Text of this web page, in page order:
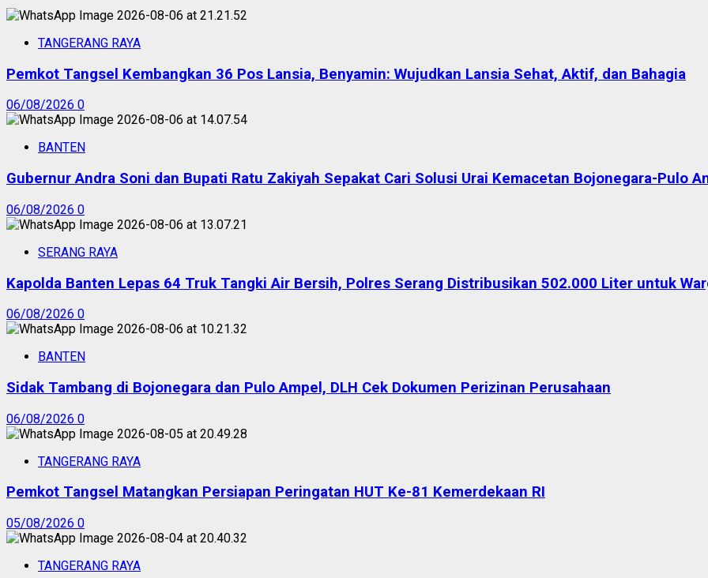
TANGERANG RAYA
Pemkot Tangsel Kembangkan 36 Pos Lansia, Benyamin: Wujudkan Lansia Sehat, Aktif, dan Bahagia
06/08/2026 0
BANTEN
Gubernur Andra Soni dan Bupati Ratu Zakiyah Sepakat Cari Solusi Urai Kemacetan Bojonegara-Pulo
06/08/2026 0
SERANG RAYA
Kapolda Banten Lepas 64 Truk Tangki Air Bersih, Polres Serang Distribusikan 502.000 Liter untuk
06/08/2026 0
BANTEN
Sidak Tambang di Bojonegara dan Pulo Ampel, DLH Cek Dokumen Perizinan Perusahaan
06/08/2026 0
TANGERANG RAYA
Pemkot Tangsel Matangkan Persiapan Peringatan HUT Ke-81 Kemerdekaan RI
05/08/2026 0
TANGERANG RAYA